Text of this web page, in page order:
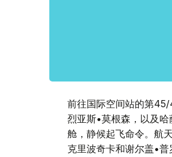
前往国际空间站的第
烈亚斯•莫根森，以及
舱，静候起飞命令。航
克里波奇卡和谢尔盖•